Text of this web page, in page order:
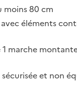
moins 80 cm
éléments
1 marche
et non